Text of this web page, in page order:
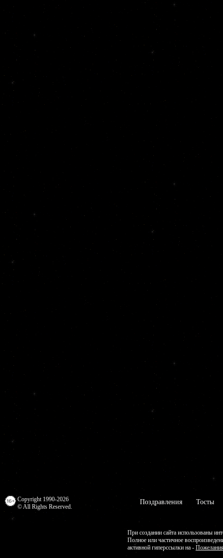
Copyright 1990-2026
© All Rights Reserved.
Поздравления Тосты
При создании сайта использованы
Полное или частичное
активной гиперссылки на -